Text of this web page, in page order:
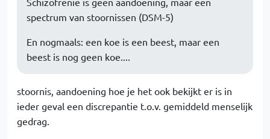
spectrum van stoornissen (DSM-5)
En nogmaals: een koe is een beest, maar een
beest is nog geen koe....
stoornis, aandoening hoe je het ook bekijkt er is in
ieder geval een discrepantie t.o.v. gemiddeld menselijk
gedrag.